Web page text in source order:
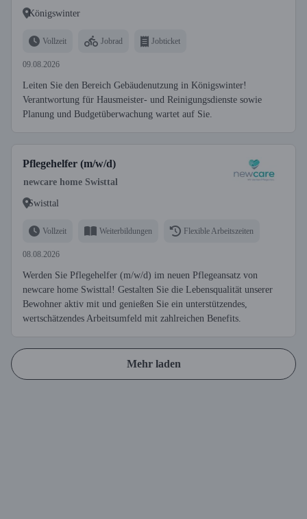
Königswinter
Vollzeit Jobrad Jobticket
09.08.2026
Leiten Sie den Bereich Gebäudenutzung in Königswinter!
Verantwortung für Hausmeister- und Reinigungsdienste sowie
Planung und Budgetüberwachung wartet auf Sie.
Pflegehelfer (m/w/d)
newcare home Swisttal
Swisttal
Vollzeit Weiterbildungen Flexible Arbeitszeiten
08.08.2026
Werden Sie Pflegehelfer (m/w/d) im neuen Pflegeansatz von
newcare home Swisttal! Gestalten Sie die Lebensqualität unserer
Bewohner aktiv mit und genießen Sie ein unterstützendes,
wertschätzendes Arbeitsumfeld mit zahlreichen Benefits.
Mehr laden